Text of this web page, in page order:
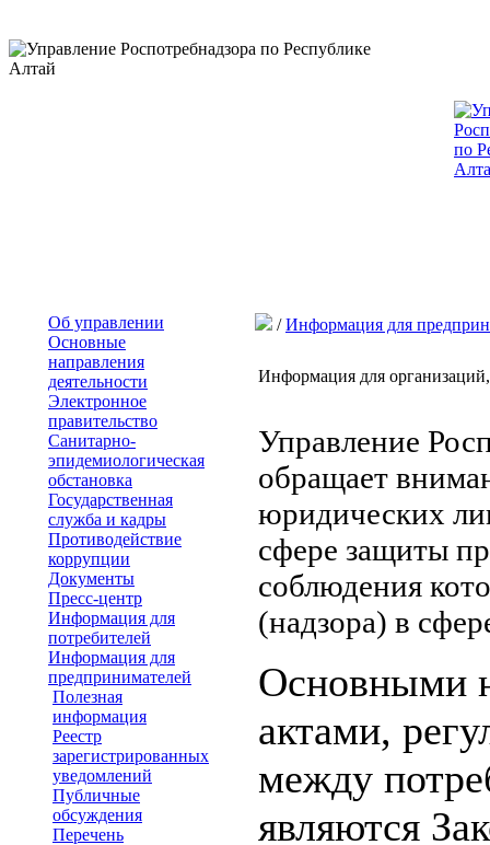
Об управлении
Основные
направления
деятельности
Электронное
правительство
Санитарно-
эпидемиологическая
обстановка
Государственная
служба и кадры
Противодействие
коррупции
Документы
Пресс-центр
Информация для
потребителей
Информация для
предпринимателей
Полезная
информация
Реестр
зарегистрированных
уведомлений
Публичные
обсуждения
Перечень
/Информация для
Информация для
Управление
обращает
юридических
сфере защиты
соблюдения
(надзора) в
Основными
актами,
между
являются